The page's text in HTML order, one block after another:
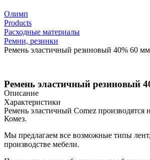
Олимп
Products
Расходные материалы
Ремни, резинки
Ремень эластичный резиновый 40% 60 мм
Ремень эластичный резиновый
Описание
Характеристики
Ремень эластичный Comez производятся
Комез.
Мы предлагаем все возможные типы
производстве мебели.